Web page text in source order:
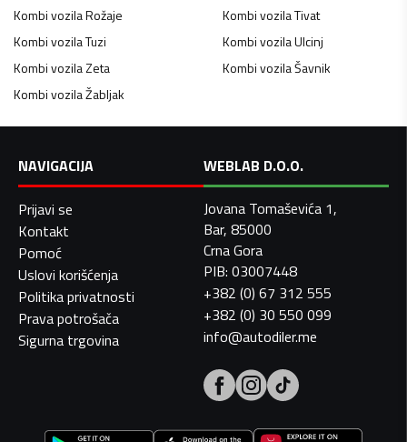
Kombi vozilaRožaje Kombi vozilaTivat
Kombi vozilaTuzi Kombi vozilaUlcinj
Kombi vozilaZeta Kombi vozilaŠavnik
Kombi vozilaŽabljak
NAVIGACIJA
Prijavi se
Kontakt
Pomoć
Uslovi korišćenja
Politika privatnosti
Prava potrošača
Sigurna trgovina
WEBLAB D.O.O.
Jovana Tomaševića 1,
Bar, 85000
Crna Gora
PIB: 03007448
+382 (0) 67 312 555
+382 (0) 30 550 099
info@autodiler.me